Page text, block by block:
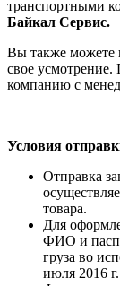
транспортными
Байкал Сервис.
Вы также можете
свое усмотрение.
компанию с
Условия
Отправка
товара.
Для
ФИО и
груза во
июля 2016